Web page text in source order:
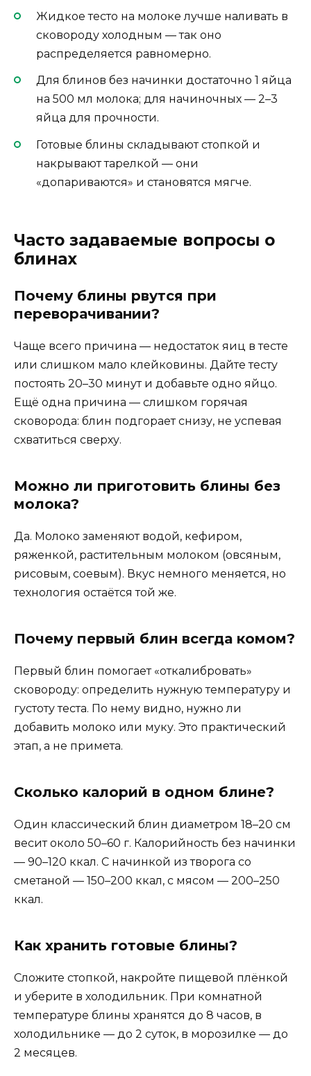
Жидкое тесто на молоке лучше наливать в
сковороду холодным — так оно
распределяется равномерно.
Для блинов без начинки достаточно 1 яйца
на 500 мл молока; для начиночных — 2–3
яйца для прочности.
Готовые блины складывают стопкой и
накрывают тарелкой — они
«допариваются» и становятся мягче.
Часто задаваемые вопросы о
блинах
Почему блины рвутся при
переворачивании?
Чаще всего причина — недостаток яиц в тесте
или слишком мало клейковины. Дайте тесту
постоять 20–30 минут и добавьте одно яйцо.
Ещё одна причина — слишком горячая
сковорода: блин подгорает снизу, не успевая
схватиться сверху.
Можно ли приготовить блины без
молока?
Да. Молоко заменяют водой, кефиром,
ряженкой, растительным молоком (овсяным,
рисовым, соевым). Вкус немного меняется, но
технология остаётся той же.
Почему первый блин всегда комом?
Первый блин помогает «откалибровать»
сковороду: определить нужную температуру и
густоту теста. По нему видно, нужно ли
добавить молоко или муку. Это практический
этап, а не примета.
Сколько калорий в одном блине?
Один классический блин диаметром 18–20 см
весит около 50–60 г. Калорийность без начинки
— 90–120 ккал. С начинкой из творога со
сметаной — 150–200 ккал, с мясом — 200–250
ккал.
Как хранить готовые блины?
Сложите стопкой, накройте пищевой плёнкой
и уберите в холодильник. При комнатной
температуре блины хранятся до 8 часов, в
холодильнике — до 2 суток, в морозилке — до
2 месяцев.